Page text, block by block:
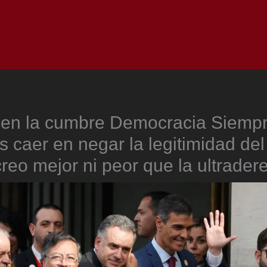
la cumbre Democracia
caer en negar la legitimidad
mejor ni peor que la